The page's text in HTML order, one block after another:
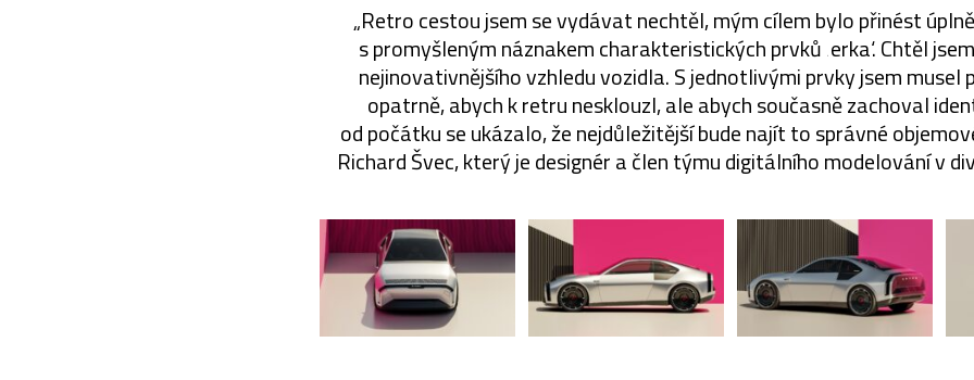
„Retro cestou jsem se vydávat nechtěl, mým cílem bylo přinést
s promyšleným náznakem charakteristických prvků ‚erka‘. Chtěl
nejinovativnějšího vzhledu vozidla. S jednotlivými prvky jsem
opatrně, abych k retru nesklouzl, ale abych současně zachoval
od počátku se ukázalo, že nejdůležitější bude najít to správné
Richard Švec, který je designér a člen týmu digitálního modelování v